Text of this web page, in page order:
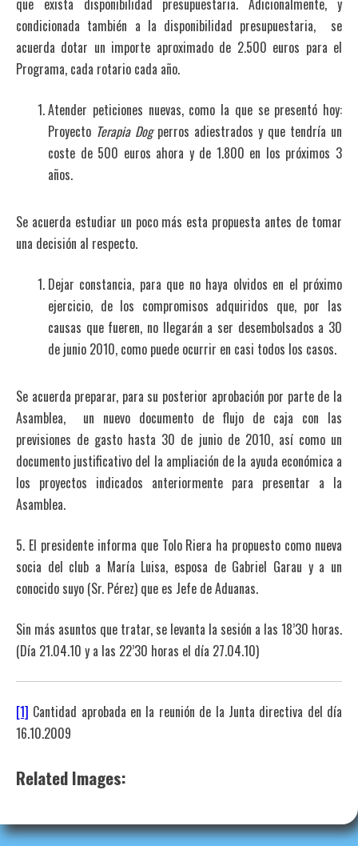
que exista disponibilidad presupuestaria. Adicionalmente, y
condicionada también a la disponibilidad presupuestaria, se
acuerda dotar un importe aproximado de 2.500 euros para el
Programa, cada rotario cada año.
Atender peticiones nuevas, como la que se presentó hoy:
Proyecto Terapia Dogperros adiestrados y que tendría un
coste de 500 euros ahora y de 1.800 en los próximos 3
años.
Se acuerda estudiar un poco más esta propuesta antes de tomar
una decisión al respecto.
Dejar constancia, para que no haya olvidos en el próximo
ejercicio, de los compromisos adquiridos que, por las
causas que fueren, no llegarán a ser desembolsados a 30
de junio 2010, como puede ocurrir en casi todos los casos.
Se acuerda preparar, para su posterior aprobación por parte de la
Asamblea, un nuevo documento de flujo de caja con las
previsiones de gasto hasta 30 de junio de 2010, así como un
documento justificativo del la ampliación de la ayuda económica a
los proyectos indicados anteriormente para presentar a la
Asamblea.
5. El presidente informa que Tolo Riera ha propuesto como nueva
socia del club a María Luisa, esposa de Gabriel Garau y a un
conocido suyo (Sr. Pérez) que es Jefe de Aduanas.
Sin más asuntos que tratar, se levanta la sesión a las 18’30 horas.
(Día 21.04.10 y a las 22’30 horas el día 27.04.10)
[1] Cantidad aprobada en la reunión de la Junta directiva del día
16.10.2009
Related Images: